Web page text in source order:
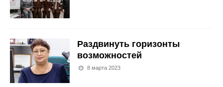
Раздвинуть горизонты
возможностей
8 марта 2023